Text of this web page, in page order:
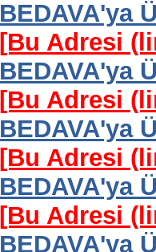
BEDAVA'ya
[Bu Adresi
BEDAVA'ya
[Bu Adresi
BEDAVA'ya
[Bu Adresi
BEDAVA'ya
[Bu Adresi
BEDAVA'ya